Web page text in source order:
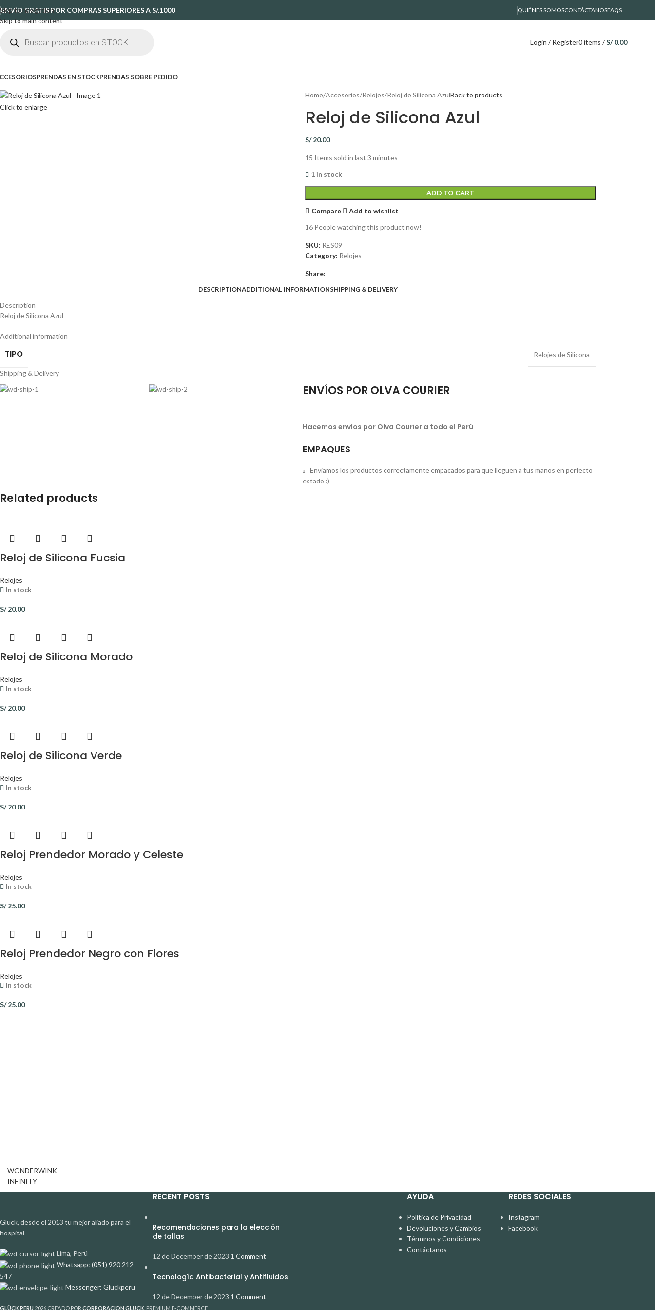
Skip to navigation
Skip to main content
ENVÍO GRATIS POR COMPRAS SUPERIORES A S/.1000 QUIÉNES SOMOSCONTÁCTANOSFAQS
Login / Register0items /S/0.00
PRENDAS EN STOCKPRENDAS SOBRE PEDIDO
Click to enlarge
Home Accesorios Relojes Reloj de Silicona AzulBack to products
Reloj de Silicona Azul
S/20.00
15 Items sold in last 3 minutes
1 in stock
ADD TO CART
Compare
Add to wishlist
16 People watching this product now!
SKU: RES09
Category: Relojes
Share:
DESCRIPTIONADDITIONAL INFORMATIONSHIPPING & DELIVERY
Description
Reloj de Silicona Azul
Additional information
TIPO Relojes de Silicona
Shipping & Delivery
ENVÍOS POR OLVA COURIER
Hacemos envíos por Olva Courier a todo el Perú
EMPAQUES
Enviamos los productos correctamente empacados para que lleguen a tus manos en perfecto
estado :)
Related products
Reloj de Silicona Fucsia
Relojes
In stock
S/20.00
Reloj de Silicona Morado
Relojes
In stock
S/20.00
Reloj de Silicona Verde
Relojes
In stock
S/20.00
Reloj Prendedor Morado y Celeste
Relojes
In stock
S/25.00
Reloj Prendedor Negro con Flores
Relojes
In stock
S/25.00
WONDERWINK
INFINITY
Glück, desde el 2013 tu mejor aliado para el
hospital
Lima, Perú
Whatsapp: (051) 920 212
547
Messenger: Gluckperu
RECENT POSTS
Recomendaciones para la elección
de tallas
12 de December de 2023 1 Comment
Tecnología Antibacterial y Antifluidos
12 de December de 2023 1 Comment
AYUDA
Política de Privacidad
Devoluciones y Cambios
Términos y Condiciones
Contáctanos
REDES SOCIALES
Instagram
Facebook
GLÜCK PERU 2026 CREADO POR CORPORACION GLUCK . PREMIUM E-COMMERCE